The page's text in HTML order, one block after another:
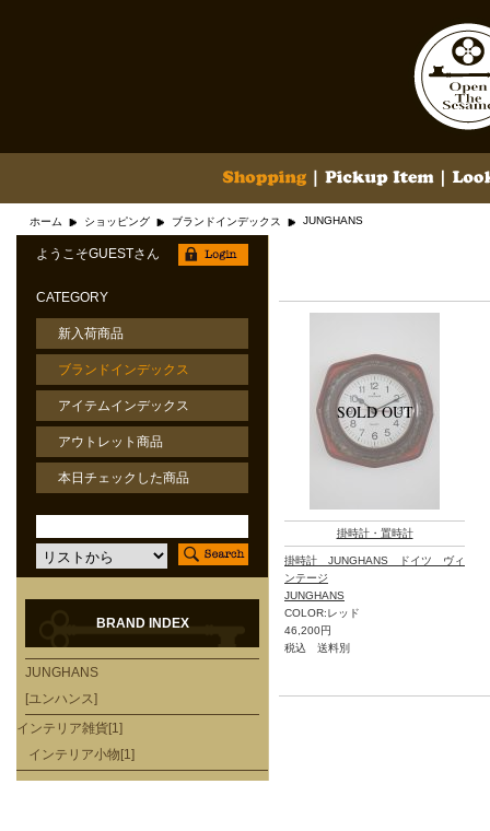
ホーム ショッピング ブランドインデックス JUNGHANS
掛時計・置時計
掛時計 JUNGHANS ドイツ ヴィ
ンテージ
JUNGHANS
COLOR:レッド
46,200円
税込 送料別
ようこそGUESTさん
CATEGORY
新入荷商品
ブランドインデックス
アイテムインデックス
アウトレット商品
本日チェックした商品
BRAND INDEX
JUNGHANS
[ユンハンス]
インテリア雑貨[1]
インテリア小物[1]